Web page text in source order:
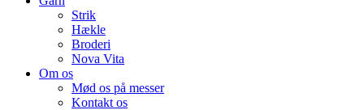
Strik
Hækle
Broderi
Nova Vita
Om os
Mød os på messer
Kontakt os